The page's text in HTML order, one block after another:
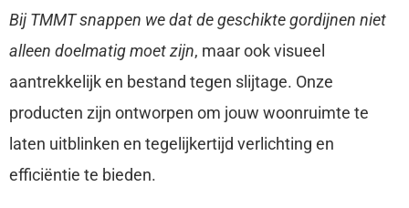
Bij TMMT snappen we dat de geschikte gordijnen niet
alleen doelmatig moet zijn, maar ook visueel
aantrekkelijk en bestand tegen slijtage. Onze
producten zijn ontworpen om jouw woonruimte te
laten uitblinken en tegelijkertijd verlichting en
efficiëntie te bieden.